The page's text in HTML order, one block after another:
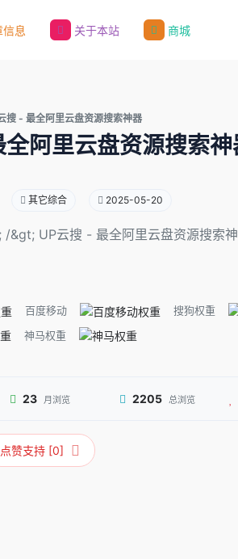
信息 关于本站 商城
搜 - 最全阿里云盘资源搜索神器
阿里云盘资源搜索神
其它综合 2025-05-20
UP云搜 - 最全阿里云盘资源搜索
百度移动 搜狗权重
神马权重
23 月浏览 2205 总浏览
点赞支持 [0]